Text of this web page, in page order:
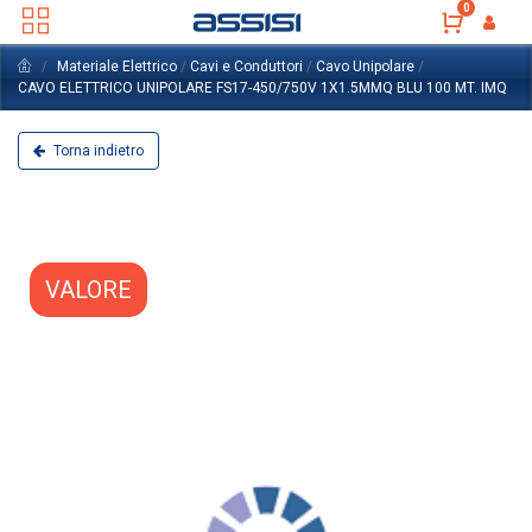
0
Materiale Elettrico / Cavi e Conduttori / Cavo Unipolare /
CAVO ELETTRICO UNIPOLARE FS17-450/750V 1X1.5MMQ BLU 100 MT. IMQ
Torna indietro
VALORE